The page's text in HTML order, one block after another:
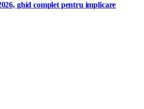
ghid complet pentru implicare